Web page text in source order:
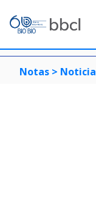
Notas > Noticia